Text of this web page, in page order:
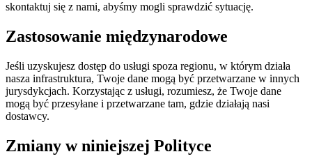
skontaktuj się z nami, abyśmy mogli sprawdzić sytuację.
Zastosowanie międzynarodowe
Jeśli uzyskujesz dostęp do usługi spoza regionu, w którym działa
nasza infrastruktura, Twoje dane mogą być przetwarzane w innych
jurysdykcjach. Korzystając z usługi, rozumiesz, że Twoje dane
mogą być przesyłane i przetwarzane tam, gdzie działają nasi
dostawcy.
Zmiany w niniejszej Polityce